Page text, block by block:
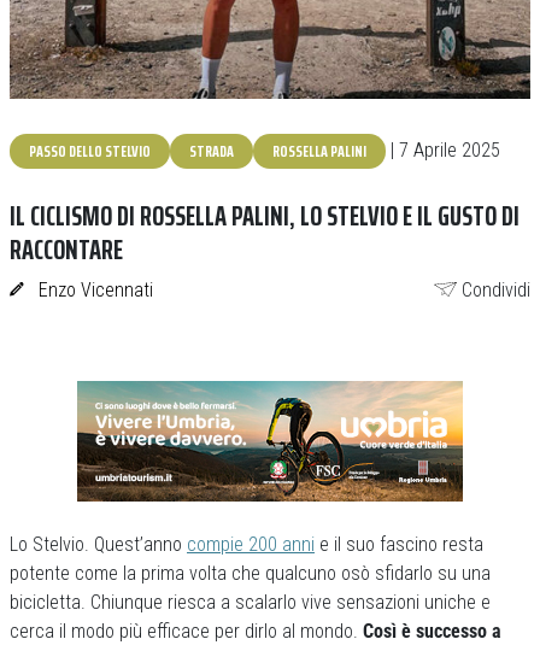
PASSO DELLO STELVIO STRADA ROSSELLA PALINI | 7 Aprile 2025
IL CICLISMO DI ROSSELLA PALINI, LO STELVIO E IL GUSTO DI
RACCONTARE
Enzo Vicennati Condividi
Lo Stelvio. Quest’anno compie 200 anni e il suo fascino resta
potente come la prima volta che qualcuno osò sfidarlo su una
bicicletta. Chiunque riesca a scalarlo vive sensazioni uniche e
cerca il modo più efficace per dirlo al mondo. Così è successo a